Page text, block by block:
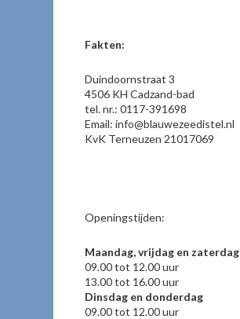
Fakten:
Duindoornstraat 3
4506 KH Cadzand-bad
tel. nr.: 0117-391698
Email: info@blauwezeedistel.nl
KvK Terneuzen 21017069
Openingstijden:
Maandag, vrijdag en zaterdag
09.00 tot 12.00 uur
13.00 tot 16.00 uur
Dinsdag en donderdag
09.00 tot 12.00 uur